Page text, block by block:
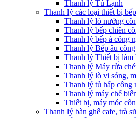
Thanh lý Tủ Lạnh
Thanh lý các loại thiết bị
Thanh lý lò nướng
Thanh lý bếp chiên
Thanh lý bếp á công
Thanh lý Bếp âu
Thanh lý Thiết bị làm
Thanh lý Máy rửa
Thanh lý lò vi sóng,
Thanh lý tủ hấp công
Thanh lý máy chế
Thiết bị, máy móc
Thanh lý bàn ghế cafe, trà